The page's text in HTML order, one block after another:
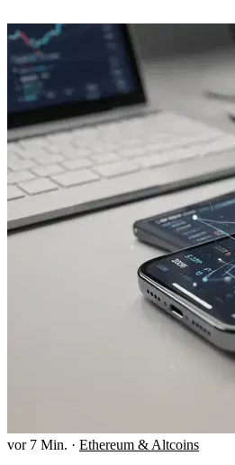
vor 7 Min. · Ethereum & Altcoins